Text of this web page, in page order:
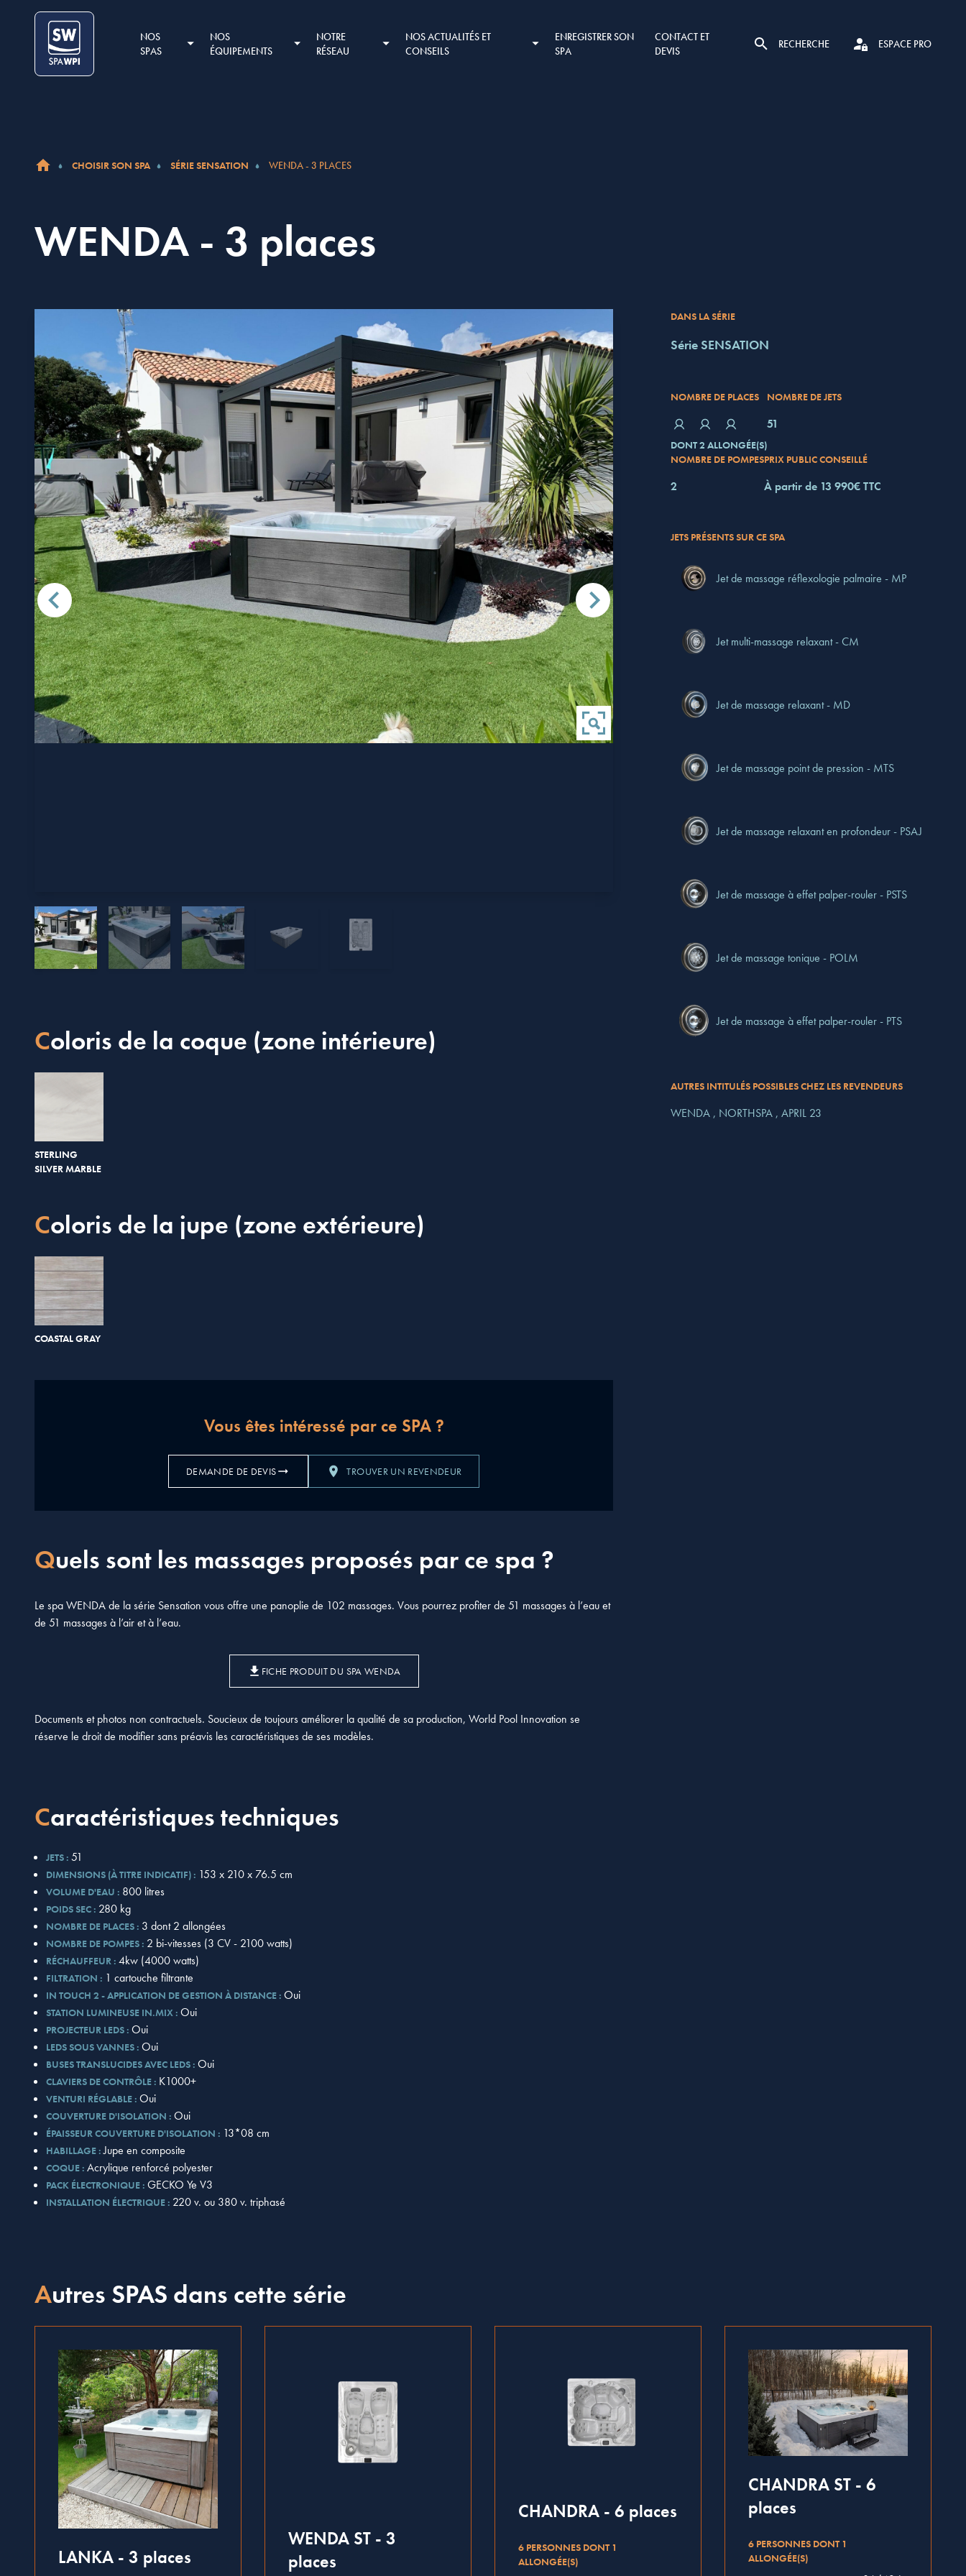
NOS
SPAS
NOS
ÉQUIPEMENTS
NOTRE
RÉSEAU
NOS ACTUALITÉS ET
CONSEILS
ENREGISTRER SON
SPA
CONTACT ET
DEVIS
RECHERCHE ESPACE PRO
CHOISIR SON SPA SÉRIE SENSATION WENDA - 3 PLACES
WENDA - 3 places
Coloris de la coque (zone intérieure)
STERLING
SILVER MARBLE
Coloris de la jupe (zone extérieure)
COASTAL GRAY
Vous êtes intéressé par ce SPA ?
DEMANDE DE DEVIS TROUVER UN REVENDEUR
Quels sont les massages proposés par ce spa ?
Le spa WENDA de la série Sensation vous offre une panoplie de 102 massages. Vous pourrez profiter de 51 massages à l’eau et
de 51 massages à l’air et à l’eau.
FICHE PRODUIT DU SPA WENDA
Documents et photos non contractuels. Soucieux de toujours améliorer la qualité de sa production, World Pool Innovation se
réserve le droit de modifier sans préavis les caractéristiques de ses modèles.
Caractéristiques techniques
JETS : 51
DIMENSIONS (À TITRE INDICATIF) : 153 x 210 x 76.5 cm
VOLUME D'EAU : 800 litres
POIDS SEC : 280 kg
NOMBRE DE PLACES : 3 dont 2 allongées
NOMBRE DE POMPES : 2 bi-vitesses (3 CV - 2100 watts)
RÉCHAUFFEUR : 4kw (4000 watts)
FILTRATION : 1 cartouche filtrante
IN TOUCH 2 - APPLICATION DE GESTION À DISTANCE : Oui
STATION LUMINEUSE IN.MIX : Oui
PROJECTEUR LEDS : Oui
LEDS SOUS VANNES : Oui
BUSES TRANSLUCIDES AVEC LEDS : Oui
CLAVIERS DE CONTRÔLE : K1000+
VENTURI RÉGLABLE : Oui
COUVERTURE D'ISOLATION : Oui
ÉPAISSEUR COUVERTURE D'ISOLATION : 13*08 cm
HABILLAGE :Jupe en composite
COQUE : Acrylique renforcé polyester
PACK ÉLECTRONIQUE : GECKO Ye V3
INSTALLATION ÉLECTRIQUE : 220 v. ou 380 v. triphasé
DANS LA SÉRIE
Série SENSATION
NOMBRE DE PLACES
DONT 2 ALLONGÉE(S)
NOMBRE DE JETS
51
NOMBRE DE POMPES
2
PRIX PUBLIC CONSEILLÉ
À partir de 13 990€ TTC
JETS PRÉSENTS SUR CE SPA
Jet de massage réflexologie palmaire - MP
Jet multi-massage relaxant - CM
Jet de massage relaxant - MD
Jet de massage point de pression - MTS
Jet de massage relaxant en profondeur - PSAJ
Jet de massage à effet palper-rouler - PSTS
Jet de massage tonique - POLM
Jet de massage à effet palper-rouler - PTS
AUTRES INTITULÉS POSSIBLES CHEZ LES REVENDEURS
WENDA , NORTHSPA ,APRIL 23
Autres SPAS dans cette série
LANKA - 3 places
WENDA ST - 3
places
CHANDRA - 6 places
6 PERSONNES DONT 1
ALLONGÉE(S)
CHANDRA ST - 6
places
6 PERSONNES DONT 1
ALLONGÉE(S)